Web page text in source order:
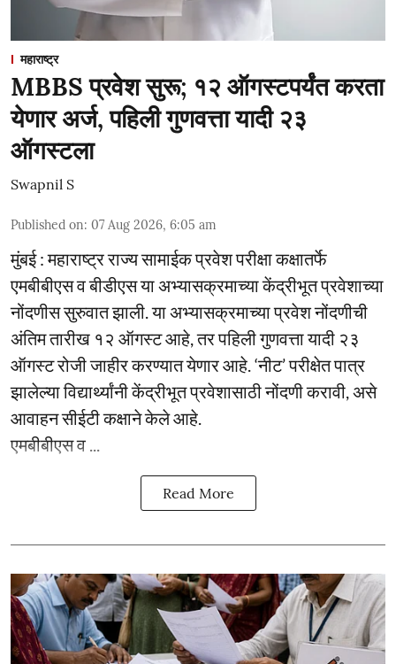
महाराष्ट्र
MBBS प्रवेश सुरू; १२ ऑगस्टपर्यंत करता
येणार अर्ज, पहिली गुणवत्ता यादी २३
ऑगस्टला
Swapnil S
Published on: 07 Aug 2026, 6:05 am
मुंबई : महाराष्ट्र राज्य सामाईक प्रवेश परीक्षा कक्षातर्फे
एमबीबीएस व बीडीएस या अभ्यासक्रमाच्या केंद्रीभूत प्रवेशाच्या
नोंदणीस सुरुवात झाली. या अभ्यासक्रमाच्या प्रवेश नोंदणीची
अंतिम तारीख १२ ऑगस्ट आहे, तर पहिली गुणवत्ता यादी २३
ऑगस्ट रोजी जाहीर करण्यात येणार आहे. ‘नीट’ परीक्षेत पात्र
झालेल्या विद्यार्थ्यांनी केंद्रीभूत प्रवेशासाठी नोंदणी करावी, असे
आवाहन सीईटी कक्षाने केले आहे.
एमबीबीएस व ...
Read More